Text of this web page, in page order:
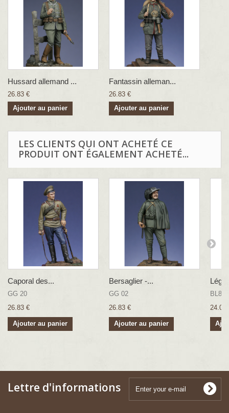
Hussard allemand ...
26.83 €
Ajouter au panier
Fantassin alleman...
26.83 €
Ajouter au panier
LES CLIENTS QUI ONT ACHETÉ CE
PRODUIT ONT ÉGALEMENT ACHETÉ...
Caporal des...
GG 20
26.83 €
Ajouter au panier
Bersaglier -...
GG 02
26.83 €
Ajouter au panier
BL8Z
24.07
Lettre d'informations